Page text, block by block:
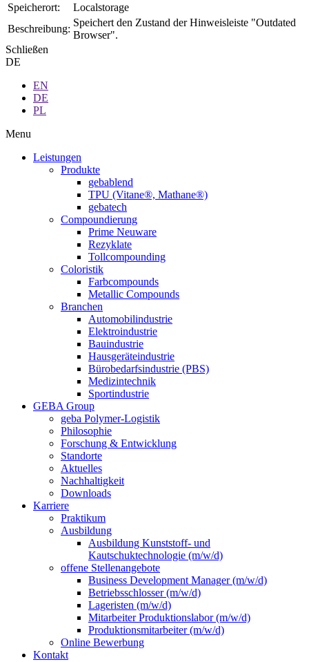
Speicherort:
Localstorage
Beschreibung:
Speichert den Zustand der Hinweisleiste "Outdated
Browser".
Schließen
DE
EN
DE
PL
Menu
Leistungen
Produkte
gebablend
TPU (Vitane®, Mathane®)
gebatech
Compoundierung
Prime Neuware
Rezyklate
Tollcompounding
Coloristik
Farbcompounds
Metallic Compounds
Branchen
Automobilindustrie
Elektroindustrie
Bauindustrie
Hausgeräteindustrie
Bürobedarfsindustrie (PBS)
Medizintechnik
Sportindustrie
GEBA Group
geba Polymer-Logistik
Philosophie
Forschung & Entwicklung
Standorte
Aktuelles
Nachhaltigkeit
Downloads
Karriere
Praktikum
Ausbildung
Ausbildung Kunststoff- und
Kautschuktechnologie (m/w/d)
offene Stellenangebote
Business Development Manager (m/w/d)
Betriebsschlosser (m/w/d)
Lageristen (m/w/d)
Mitarbeiter Produktionslabor (m/w/d)
Produktionsmitarbeiter (m/w/d)
Online Bewerbung
Kontakt